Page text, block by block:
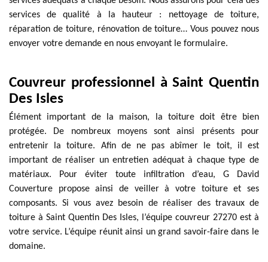
services de qualité à la hauteur : nettoyage de toiture,
réparation de toiture, rénovation de toiture… Vous pouvez nous
envoyer votre demande en nous envoyant le formulaire.
Couvreur professionnel à Saint Quentin
Des Isles
Élément important de la maison, la toiture doit être bien
protégée. De nombreux moyens sont ainsi présents pour
entretenir la toiture. Afin de ne pas abîmer le toit, il est
important de réaliser un entretien adéquat à chaque type de
matériaux. Pour éviter toute infiltration d’eau, G David
Couverture propose ainsi de veiller à votre toiture et ses
composants. Si vous avez besoin de réaliser des travaux de
toiture à Saint Quentin Des Isles, l’équipe couvreur 27270 est à
votre service. L’équipe réunit ainsi un grand savoir-faire dans le
domaine.